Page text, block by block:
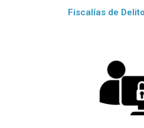
Fiscalías de